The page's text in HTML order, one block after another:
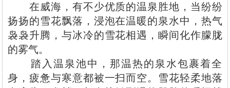
在威海，有不少优质的温泉胜地，当纷纷
扬扬的雪花飘落，浸泡在温暖的泉水中，热气
袅袅升腾，与冰冷的雪花相遇，瞬间化作朦胧
的雾气。
踏入温泉池中，那温热的泉水包裹着全
身，疲惫与寒意都被一扫而空。雪花轻柔地落